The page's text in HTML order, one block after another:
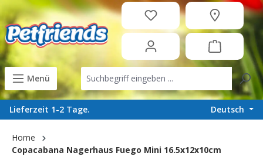
content
Menü
Lieferzeit 1-2 Tage. Deutsch
Home
Copacabana Nagerhaus Fuego Mini 16.5x12x10cm